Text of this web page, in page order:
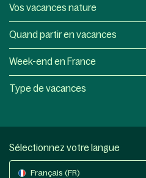
Vos vacances nature
Quand partir en vacances
Week-end en France
Type de vacances
Sélectionnez votre langue
Français (FR)